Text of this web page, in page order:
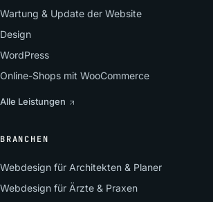
Wartung & Update der Website
Design
WordPress
Online-Shops mit WooCommerce
Alle Leistungen
BRANCHEN
Webdesign für Architekten & Planer
Webdesign für Ärzte & Praxen